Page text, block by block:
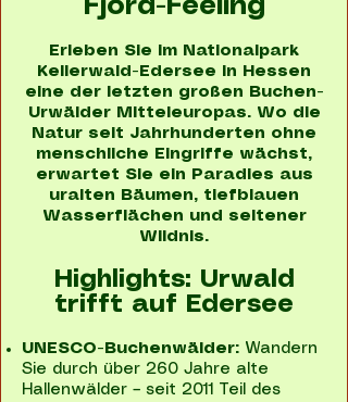
Fjord-Feeling
Erleben Sie im Nationalpark
Kellerwald-Edersee in Hessen
eine der letzten großen Buchen-
Urwälder Mitteleuropas. Wo die
Natur seit Jahrhunderten ohne
menschliche Eingriffe wächst,
erwartet Sie ein Paradies aus
uralten Bäumen, tiefblauen
Wasserflächen und seltener
Wildnis.
Highlights: Urwald
trifft auf Edersee
UNESCO-Buchenwälder: Wandern
Sie durch über 260 Jahre alte
Hallenwälder – seit 2011 Teil des